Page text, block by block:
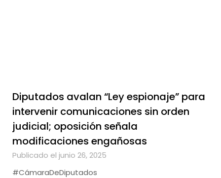
Diputados avalan “Ley espionaje” para
intervenir comunicaciones sin orden
judicial; oposición señala
modificaciones engañosas
Publicado el junio 26, 2025
#CámaraDeDiputados